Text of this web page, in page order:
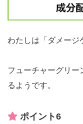
わたしは「ダメージ
フューチャーグリー
るようです。
ポイント6